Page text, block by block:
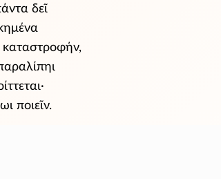
δεῖ
καταστροφήν,
ποιεῖν.